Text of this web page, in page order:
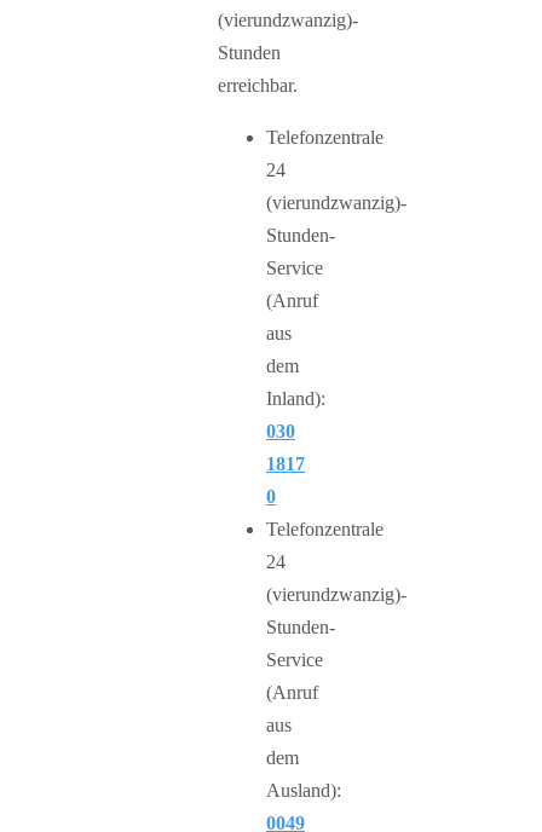
(vierundzwanzig)-
Stunden
erreichbar.
Telefonzentrale
24
(vierundzwanzig)-
Stunden-
Service
(Anruf
aus
dem
Inland):
030
1817
0
Telefonzentrale
24
(vierundzwanzig)-
Stunden-
Service
(Anruf
aus
dem
Ausland):
0049